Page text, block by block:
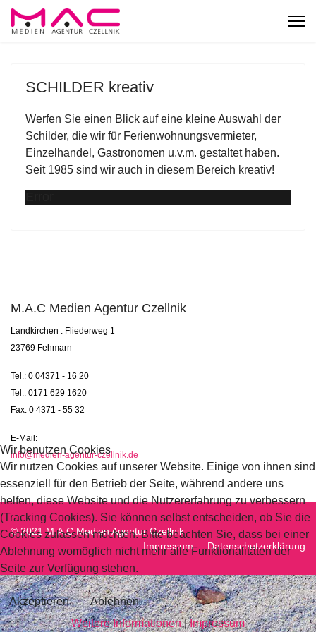
SCHILDER kreativ
Werfen Sie einen Blick auf eine kleine Auswahl der
Schilder, die wir für Ferienwohnungsvermieter,
Einzelhandel, Gastronomen u.v.m. gestaltet haben.
Seit 1985 sind wir auch in diesem Bereich kreativ!
M.A.C Medien Agentur Czellnik
Landkirchen . Fliederweg 1
23769 Fehmarn
Tel.: 0 04371 - 16 20
Tel.: 0171 629 1620
Fax: 0 4371 - 55 32
E-Mail:
info@medien-agentur-czellnik.de
© 2021 M.A.C Medien Agentur Czellnik
Impressum
Datenschutzerklärung
Wir benutzen Cookies
Wir nutzen Cookies auf unserer Website. Einige von ihnen sind
essenziell für den Betrieb der Seite, während andere uns
helfen, diese Website und die Nutzererfahrung zu verbessern
(Tracking Cookies). Sie können selbst entscheiden, ob Sie die
Cookies zulassen möchten. Bitte beachten Sie, dass bei einer
Ablehnung womöglich nicht mehr alle Funktionalitäten der
Seite zur Verfügung stehen.
Akzeptieren
Ablehnen
Weitere Informationen|Impressum